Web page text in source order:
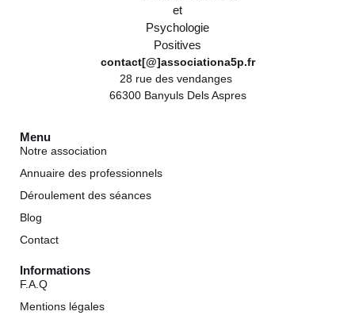
contact[@]associationa5p.fr
28 rue des vendanges
66300 Banyuls Dels Aspres
Menu
Notre association
Annuaire des professionnels
Déroulement des séances
Blog
Contact
Informations
F.A.Q
Mentions légales